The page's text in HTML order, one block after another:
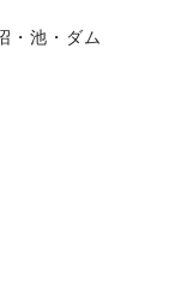
・池・ダム